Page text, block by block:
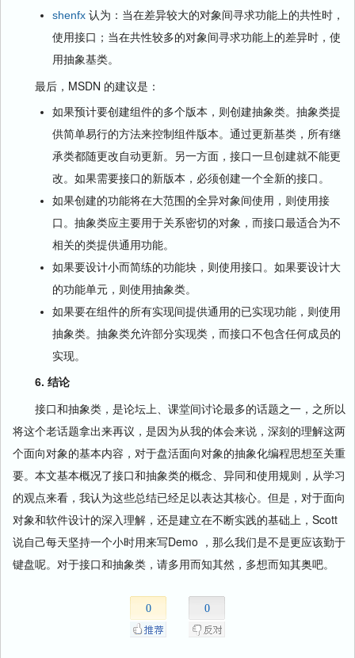
shenfx 认为：当在差异较大的对象间寻求功能上的共性时，
使用接口；当在共性较多的对象间寻求功能上的差异时，使
用抽象基类。
最后，MSDN 的建议是：
如果预计要创建组件的多个版本，则创建抽象类。抽象类提
供简单易行的方法来控制组件版本。通过更新基类，所有继
承类都随更改自动更新。另一方面，接口一旦创建就不能更
改。如果需要接口的新版本，必须创建一个全新的接口。
如果创建的功能将在大范围的全异对象间使用，则使用接
口。抽象类应主要用于关系密切的对象，而接口最适合为不
相关的类提供通用功能。
如果要设计小而简练的功能块，则使用接口。如果要设计大
的功能单元，则使用抽象类。
如果要在组件的所有实现间提供通用的已实现功能，则使用
抽象类。抽象类允许部分实现类，而接口不包含任何成员的
实现。
6. 结论
接口和抽象类，是论坛上、课堂间讨论最多的话题之一，之所以
将这个老话题拿出来再议，是因为从我的体会来说，深刻的理解这两
个面向对象的基本内容，对于盘活面向对象的抽象化编程思想至关重
要。本文基本概况了接口和抽象类的概念、异同和使用规则，从学习
的观点来看，我认为这些总结已经足以表达其核心。但是，对于面向
对象和软件设计的深入理解，还是建立在不断实践的基础上，Scott
说自己每天坚持一个小时用来写Demo ，那么我们是不是更应该勤于
键盘呢。对于接口和抽象类，请多用而知其然，多想而知其奥吧。
0 0